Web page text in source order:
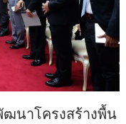
ฒนาโครงสร้างพื้น